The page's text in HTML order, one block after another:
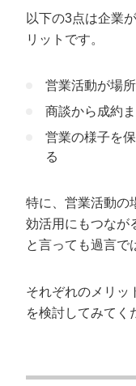
以下の3点は企業
リットです。
営業活動が場
商談から成約
営業の様子を
る
特に、営業活動の
効活用にもつなが
と言っても過言で
それぞれのメリッ
を検討してみてく